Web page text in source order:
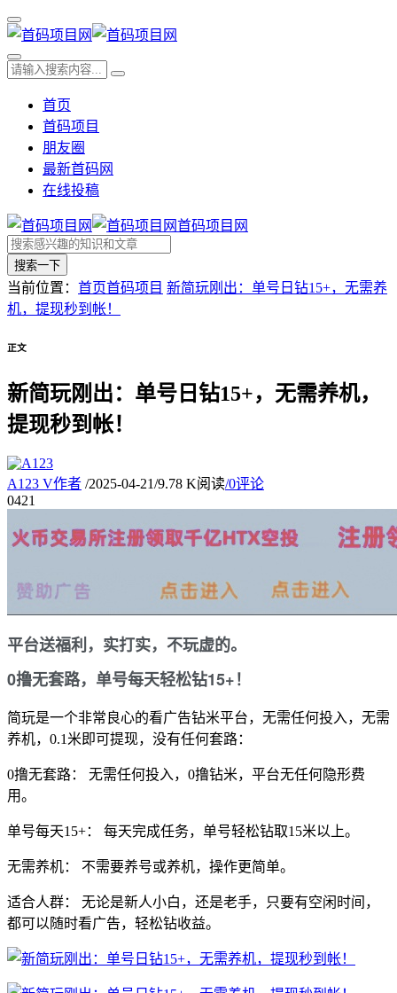
首页
首码项目
朋友圈
最新首码网
在线投稿
首码项目网
搜索一下
当前位置： 首页首码项目 新简玩刚出：单号日钻15+，无需养
机，提现秒到帐！
正文
新简玩刚出：单号日钻15+，无需养机，
提现秒到帐！
A123 V作者 /2025-04-21/9.78 K阅读/0评论
0421
平台送福利，实打实，不玩虚的。
0撸无套路，单号每天轻松钻15+！
简玩是一个非常良心的看广告钻米平台， 无需任何投入， 无需
养机， 0.1米即可提现， 没有任何套路：
0撸无套路： 无需任何投入， 0撸钻米， 平台无任何隐形费
用。
单号每天15+： 每天完成任务， 单号轻松钻取15米以上。
无需养机： 不需要养号或养机， 操作更简单。
适合人群： 无论是新人小白， 还是老手，
只要有空闲时间，
都可以随时看广告， 轻松钻收益。